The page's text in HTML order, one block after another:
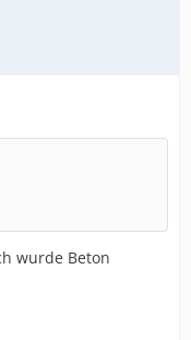
wurde Beton